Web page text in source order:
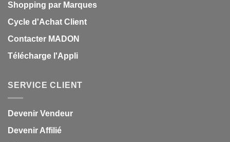
Shopping par Marques
Cycle d'Achat Client
Contacter MADON
Télécharge l'Appli
SERVICE CLIENT
Devenir Vendeur
Devenir Affilié